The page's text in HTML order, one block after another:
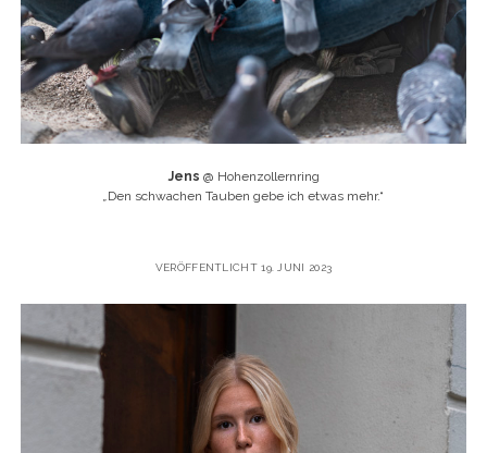
Jens @ Hohenzollernring
„Den schwachen Tauben gebe ich etwas mehr.“
VERÖFFENTLICHT 19. JUNI 2023